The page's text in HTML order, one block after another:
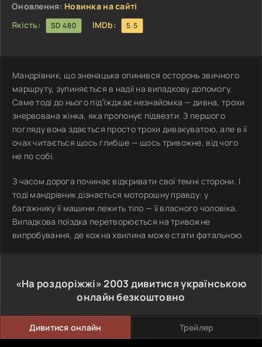
Оновлення: Новинка на сайті
Якість:
SD 480 IMDb: 5.5
Мандрівник, що зненацька опинився осторонь звичного
маршруту, зупиняється в надії на випадкову допомогу.
Саме тоді до нього під’їжджає незнайомка — дивна, трохи
знервована жінка, яка пропонує підвезти. З першого
погляду вона здається просто трохи дивакуватою, але в її
очах читається щось глибше — щось тривожне, від чого
не по собі.
З часом дорога починає відкривати свої темні сторони. І
тоді мандрівник дізнається моторошну правду: у
багажнику її машини лежить тіло — її власного чоловіка.
Випадкова поїздка перетворюється на тривожне
випробування, де кожна хвилина може стати фатальною.
«На роздоріжжі»2003 дивитися українською
онлайн безкоштовно
Дивитися онлайн Трейлер